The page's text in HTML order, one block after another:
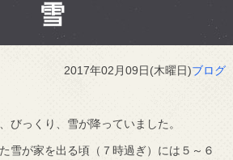
雪
2017年02月09日(木曜日)ブログ
びっくり、雪が降っていました。
雪が家を出る頃（７時過ぎ）には５～６